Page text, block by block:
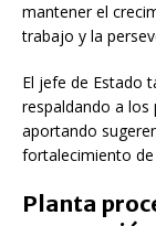
mantener el
trabajo y la
El jefe de Estado
respaldando a
aportando
fortalecimiento
Planta